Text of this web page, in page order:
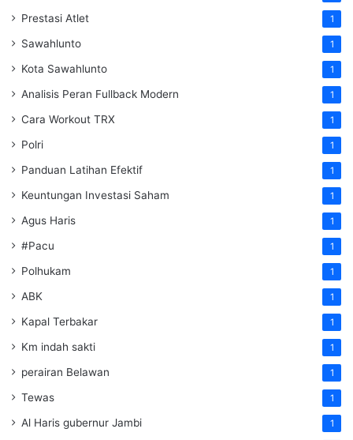
Prestasi Atlet 1
Sawahlunto 1
Kota Sawahlunto 1
Analisis Peran Fullback Modern 1
Cara Workout TRX 1
Polri 1
Panduan Latihan Efektif 1
Keuntungan Investasi Saham 1
Agus Haris 1
#Pacu 1
Polhukam 1
ABK 1
Kapal Terbakar 1
Km indah sakti 1
perairan Belawan 1
Tewas 1
Al Haris gubernur Jambi 1